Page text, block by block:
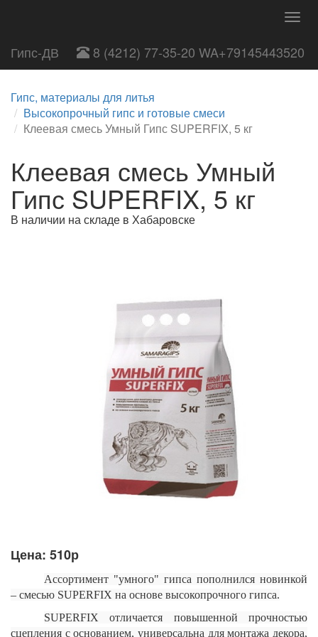
Гипс-ДВ 8 (4212) 77-35-20 WA+79145443520
Гипс, материалы для литья
Высокопрочный гипс и готовые смеси
Клеевая смесь Умный Гипс SUPERFIX, 5 кг
Клеевая смесь Умный
Гипс SUPERFIX, 5 кг
В наличии на складе в Хабаровске
Цена: 510р
Ассортимент "умного" гипса пополнился новинкой
– смесью SUPERFIX на основе высокопрочного гипса.
SUPERFIX отличается повышенной прочностью
сцепления с основанием, универсальна для монтажа декора,